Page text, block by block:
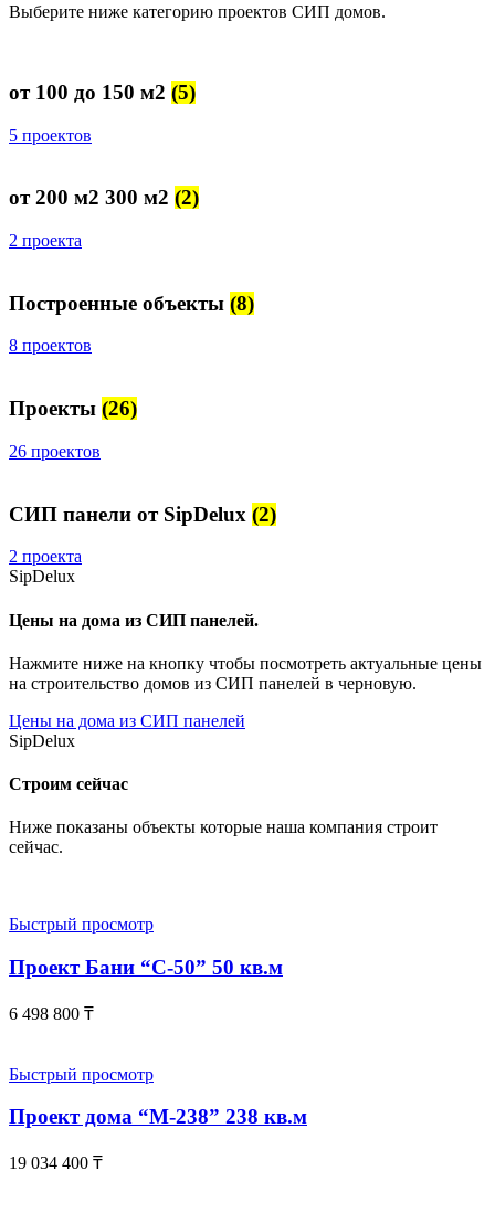
Выберите ниже категорию проектов СИП домов.
от 100 до 150 м2 (5)
5 проектов
от 200 м2 300 м2 (2)
2 проекта
Построенные объекты (8)
8 проектов
Проекты (26)
26 проектов
СИП панели от SipDelux (2)
2 проекта
SipDelux
Цены на дома из СИП панелей.
Нажмите ниже на кнопку чтобы посмотреть актуальные цены
на строительство домов из СИП панелей в черновую.
Цены на дома из СИП панелей
SipDelux
Строим сейчас
Ниже показаны объекты которые наша компания строит
сейчас.
Быстрый просмотр
Проект Бани “С-50” 50 кв.м
6 498 800 ₸
Быстрый просмотр
Проект дома “М-238” 238 кв.м
19 034 400 ₸